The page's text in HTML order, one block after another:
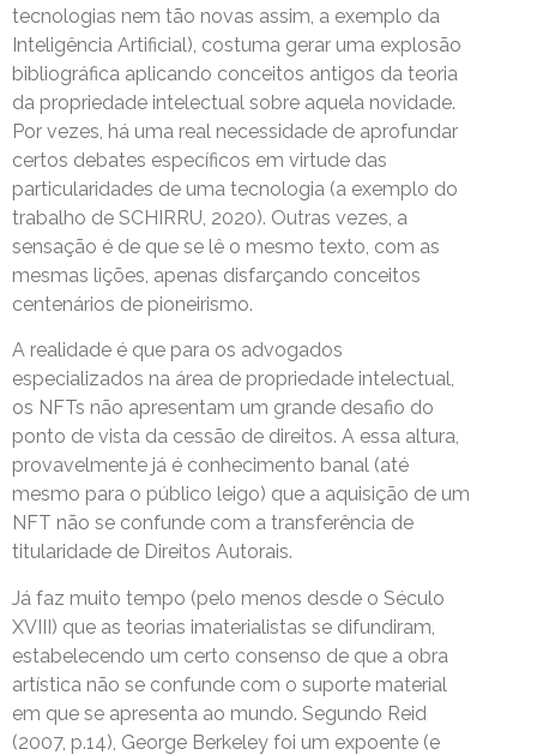
tecnologias nem tão novas assim, a exemplo da
Inteligência Artificial), costuma gerar uma explosão
bibliográfica aplicando conceitos antigos da teoria
da propriedade intelectual sobre aquela novidade.
Por vezes, há uma real necessidade de aprofundar
certos debates específicos em virtude das
particularidades de uma tecnologia (a exemplo do
trabalho de SCHIRRU, 2020). Outras vezes, a
sensação é de que se lê o mesmo texto, com as
mesmas lições, apenas disfarçando conceitos
centenários de pioneirismo.
A realidade é que para os advogados
especializados na área de propriedade intelectual,
os NFTs não apresentam um grande desafio do
ponto de vista da cessão de direitos. A essa altura,
provavelmente já é conhecimento banal (até
mesmo para o público leigo) que a aquisição de um
NFT não se confunde com a transferência de
titularidade de Direitos Autorais.
Já faz muito tempo (pelo menos desde o Século
XVIII) que as teorias imaterialistas se difundiram,
estabelecendo um certo consenso de que a obra
artística não se confunde com o suporte material
em que se apresenta ao mundo. Segundo Reid
(2007, p.14), George Berkeley foi um expoente (e